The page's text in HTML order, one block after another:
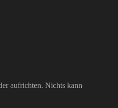
aufrichten. Nichts kann